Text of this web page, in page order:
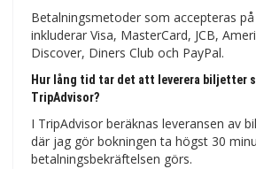
Betalningsmetoder som accepteras
inkluderar Visa, MasterCard, JCB,
Discover, Diners Club och PayPal.
Hur lång tid tar det att leverera biljetter
TripAdvisor?
I TripAdvisor beräknas leveransen av
där jag gör bokningen ta högst 30
betalningsbekräftelsen görs.